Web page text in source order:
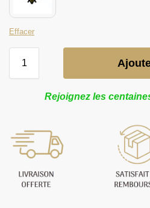
Effacer
Rejoignez les